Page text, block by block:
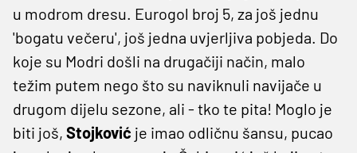
u modrom dresu. Eurogol broj 5, za još jednu
'bogatu večeru', još jedna uvjerljiva pobjeda. Do
koje su Modri došli na drugačiji način, malo
težim putem nego što su naviknuli navijače u
drugom dijelu sezone, ali - tko te pita! Moglo je
biti još, Stojković je imao odličnu šansu, pucao